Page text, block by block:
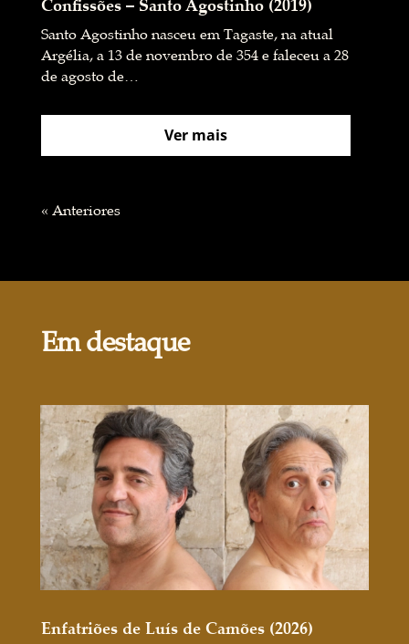
Santo Agostinho nasceu em Tagaste, na atual
Argélia, a 13 de novembro de 354 e faleceu a 28
de agosto de…
Ver mais
« Anteriores
Em destaque
Enfatriões de Luís de Camões (2026)